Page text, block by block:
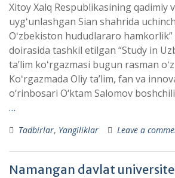
Xitoy Xalq Respublikasining qadimiy
uygʻunlashgan Sian shahrida
Oʻzbekiston hududlararo
doirasida tashkil etilgan “Study in
taʼlim koʻrgazmasi bugun rasman
Koʻrgazmada Oliy ta’lim, fan va
o‘rinbosari O‘ktam Salomov
…
Tadbirlar, Yangiliklar Leave a
Namangan davlat